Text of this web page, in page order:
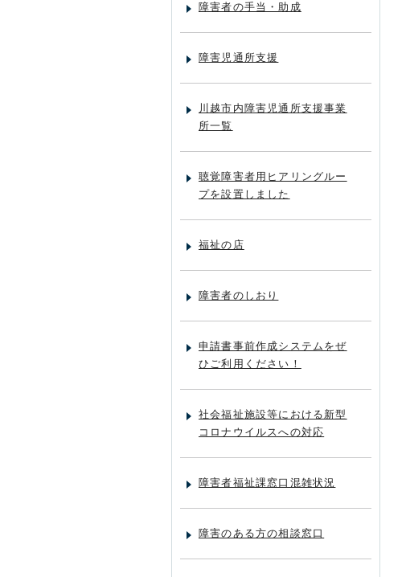
障害者の手当・助成
障害児通所支援
川越市内障害児通所支援事業
所一覧
聴覚障害者用ヒアリングルー
プを設置しました
福祉の店
障害者のしおり
申請書事前作成システムをぜ
ひご利用ください！
社会福祉施設等における新型
コロナウイルスへの対応
障害者福祉課窓口混雑状況
障害のある方の相談窓口